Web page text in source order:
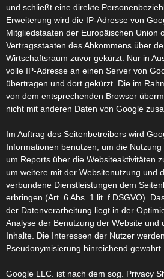
und schließt eine direkte
Erweiterung wird die IP-Adresse von
Mitgliedstaaten der Europäischen Union
Vertragsstaaten des Abkommens über
Wirtschaftsraum zuvor gekürzt. Nur in
volle IP-Adresse an einen Server von
übertragen und dort gekürzt. Die im
von dem entsprechenden Browser
nicht mit anderen Daten von Google
Im Auftrag des Seitenbetreibers wird
Informationen benutzen, um die Nutzung
um Reports über die Websiteaktivitäten
um weitere mit der Websitenutzung und
verbundene Dienstleistungen dem
erbringen (Art. 6 Abs. 1 lit. f DSGVO).
der Datenverarbeitung liegt in der
Analyse der Benutzung der Website und
Inhalte. Die Interessen der Nutzer
Pseudonymisierung hinreichend gewahrt.
Google LLC. ist nach dem sog. Privacy